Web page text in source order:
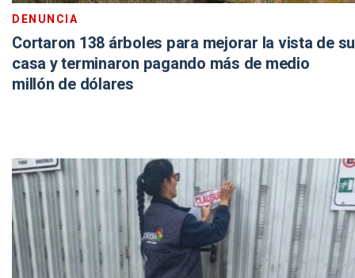
DENUNCIA
Cortaron 138 árboles para mejorar la vista de su
casa y terminaron pagando más de medio
millón de dólares